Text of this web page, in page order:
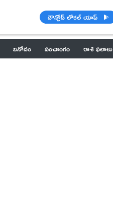
డౌన్లోడ్ లోకల్ యాప్
వినోదం పంచాంగం రాశి ఫలాలు